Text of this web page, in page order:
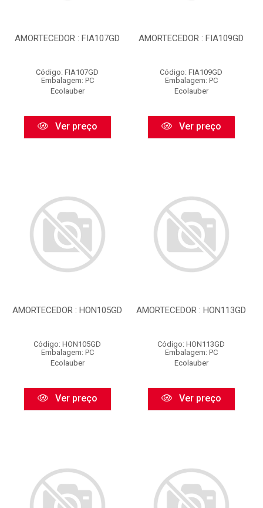
AMORTECEDOR : FIA107GD
Código: FIA107GD
Embalagem: PC
Ecolauber
Ver preço
AMORTECEDOR : FIA109GD
Código: FIA109GD
Embalagem: PC
Ecolauber
Ver preço
AMORTECEDOR : HON105GD
Código: HON105GD
Embalagem: PC
Ecolauber
Ver preço
AMORTECEDOR : HON113GD
Código: HON113GD
Embalagem: PC
Ecolauber
Ver preço